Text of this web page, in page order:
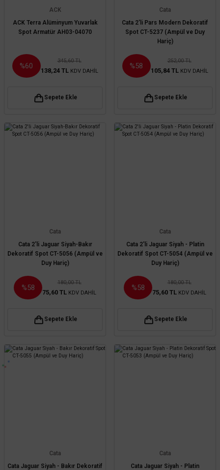
ACK
ACK Terra Alüminyum Yuvarlak
Spot Armatür AH03-04070
%60
345,60 TL
138,24 TL KDV DAHİL
Sepete Ekle
Cata
Cata 2'li Pars Modern Dekoratif
Spot CT-5237 (Ampül ve Duy
Hariç)
%58
252,00 TL
105,84 TL KDV DAHİL
Sepete Ekle
Cata
Cata 2'li Jaguar Siyah-Bakır
Dekoratif Spot CT-5056 (Ampül ve
Duy Hariç)
%58
180,00 TL
75,60 TL KDV DAHİL
Sepete Ekle
Cata
Cata 2'li Jaguar Siyah - Platin
Dekoratif Spot CT-5054 (Ampül ve
Duy Hariç)
%58
180,00 TL
75,60 TL KDV DAHİL
Sepete Ekle
Cata
Cata Jaguar Siyah - Bakır Dekoratif
Cata
Cata Jaguar Siyah - Platin